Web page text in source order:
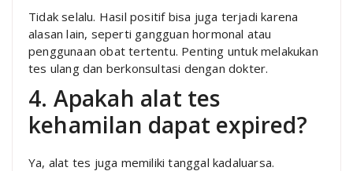
Tidak selalu. Hasil positif bisa juga terjadi karena
alasan lain, seperti gangguan hormonal atau
penggunaan obat tertentu. Penting untuk melakukan
tes ulang dan berkonsultasi dengan dokter.
4. Apakah alat tes
kehamilan dapat expired?
Ya, alat tes juga memiliki tanggal kadaluarsa.